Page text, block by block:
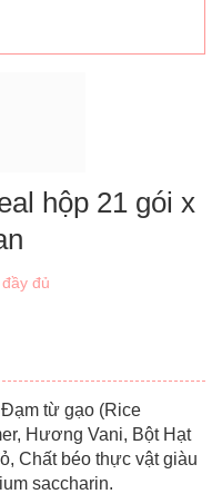
hộp 21 gói x
đủ
từ gạo (Rice
Hương Vani, Bột Hạt
Chất béo thực vật giàu
saccharin.